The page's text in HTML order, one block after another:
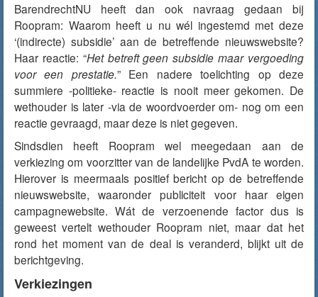
BarendrechtNU heeft dan ook navraag gedaan bij
Roopram: Waarom heeft u nu wél ingestemd met deze
‘(indirecte) subsidie’ aan de betreffende nieuwswebsite?
Haar reactie: “Het betreft geen subsidie maar vergoeding
voor een prestatie.” Een nadere toelichting op deze
summiere -politieke- reactie is nooit meer gekomen. De
wethouder is later -via de woordvoerder om- nog om een
reactie gevraagd, maar deze is niet gegeven.
Sindsdien heeft Roopram wel meegedaan aan de
verkiezing om voorzitter van de landelijke PvdA te worden.
Hierover is meermaals positief bericht op de betreffende
nieuwswebsite, waaronder publiciteit voor haar eigen
campagnewebsite. Wát de verzoenende factor dus is
geweest vertelt wethouder Roopram niet, maar dat het
rond het moment van de deal is veranderd, blijkt uit de
berichtgeving.
Verkiezingen